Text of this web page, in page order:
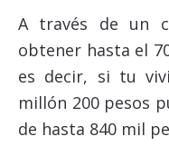
A través de un
obtener hasta el
es decir, si tu
millón 200 pesos
de hasta 840 mil